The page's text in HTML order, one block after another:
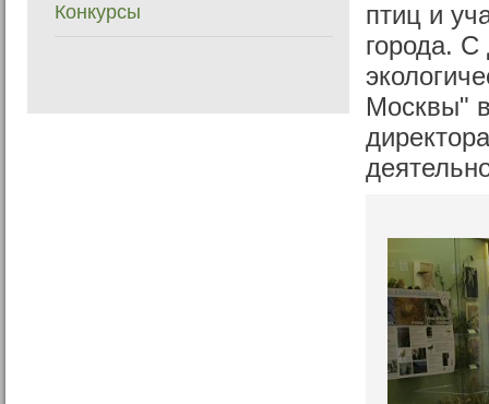
Конкурсы
птиц и
города.
Москвы"